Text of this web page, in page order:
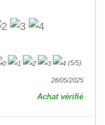
(5/5)
28/05/2025
Achat vérifié